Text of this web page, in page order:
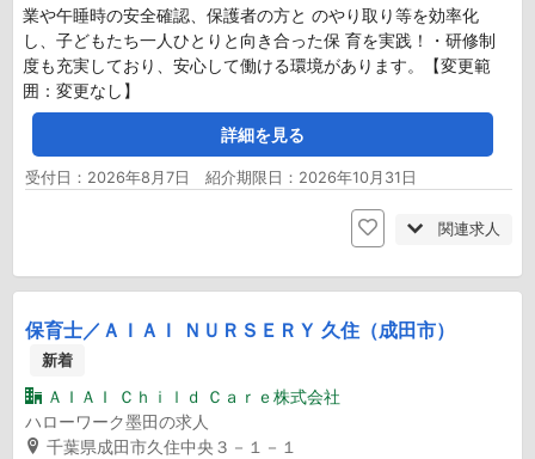
業や午睡時の安全確認、保護者の方と のやり取り等を効率化
し、子どもたち一人ひとりと向き合った保 育を実践！・研修制
度も充実しており、安心して働ける環境があります。【変更範
囲：変更なし】
詳細を見る
受付日：2026年8月7日 紹介期限日：2026年10月31日
関連求人
保育士／ＡＩＡＩ ＮＵＲＳＥＲＹ 久住（成田市）
新着
ＡＩＡＩ Ｃｈｉｌｄ Ｃａｒｅ株式会社
ハローワーク墨田の求人
千葉県成田市久住中央３－１－１